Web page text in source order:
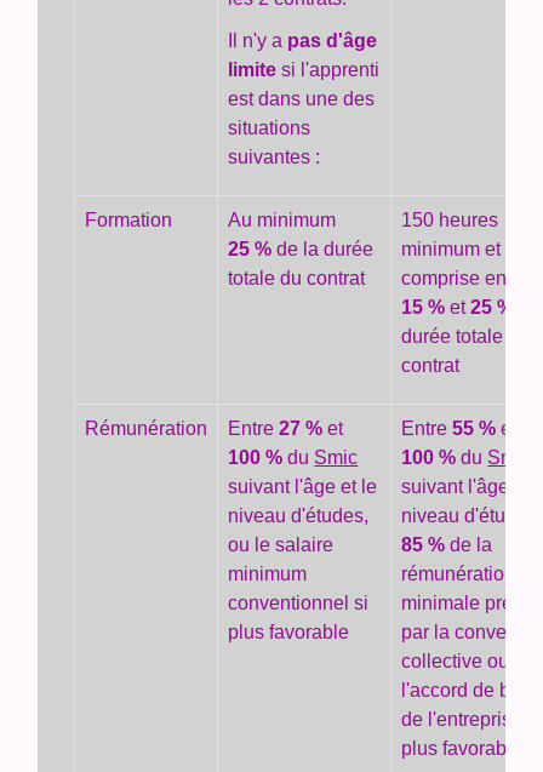
Il n'y a pas d'âge
limite si l'apprenti
est dans une des
situations
suivantes :
Formation
Au minimum
25 % de la durée
totale du contrat
150 heures
minimum et
comprise entre
15 % et25 %
durée totale du
contrat
Rémunération Entre27 % et
100 % du Smic
suivant l'âge et le
niveau d'études,
ou le salaire
minimum
conventionnel si
plus favorable
Entre55 % et
100 % du Smic
suivant l'âge et
niveau
85 % de la
rémunération
minimale
par la
collective ou
l'accord de
de l'entreprise si
plus favorable